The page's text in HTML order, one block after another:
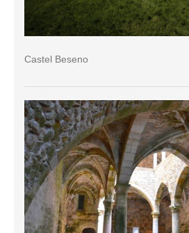
Castel Beseno